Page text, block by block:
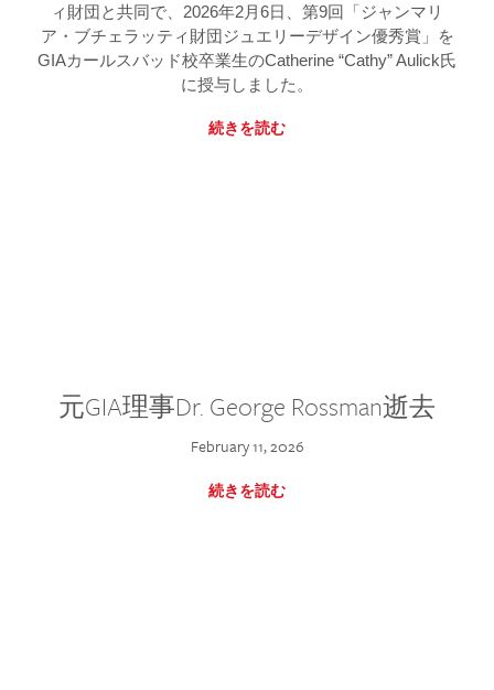
ィ財団と共同で、2026年2月6日、第9回「ジャンマリ
ア・ブチェラッティ財団ジュエリーデザイン優秀賞」を
GIAカールスバッド校卒業生のCatherine “Cathy” Aulick氏
に授与しました。
続きを読む
元GIA理事Dr. George Rossman逝去
February 11, 2026
続きを読む